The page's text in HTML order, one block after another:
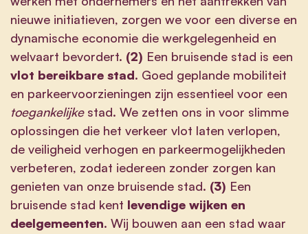
nieuwe initiatieven, zorgen we voor een diverse en
dynamische economie die werkgelegenheid en
welvaart bevordert. (2) Een bruisende stad is een
vlot bereikbare stad. Goed geplande mobiliteit
en parkeervoorzieningen zijn essentieel voor een
toegankelijkestad. We zetten ons in voor slimme
oplossingen die het verkeer vlot laten verlopen,
de veiligheid verhogen en parkeermogelijkheden
verbeteren, zodat iedereen zonder zorgen kan
genieten van onze bruisende stad. (3) Een
bruisende stad kent levendige wijken en
deelgemeenten. Wij bouwen aan een stad waar